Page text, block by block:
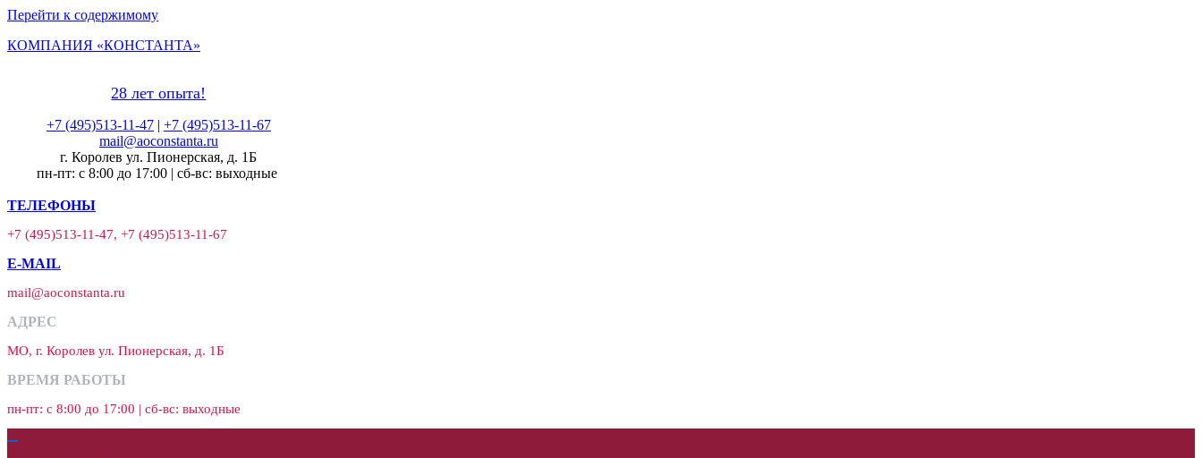
Перейти к содержимому
КОМПАНИЯ «КОНСТАНТА»
28 лет опыта!
+7 (495)513-11-47| +7 (495)513-11-67
mail@aoconstanta.ru
г. Королев ул. Пионерская, д. 1Б
пн-пт: с 8:00 до 17:00 | сб-вс: выходные
ТЕЛЕФОНЫ
+7 (495)513-11-47, +7 (495)513-11-67
E-MAIL
mail@aoconstanta.ru
АДРЕС
МО, г. Королев ул. Пионерская, д. 1Б
ВРЕМЯ РАБОТЫ
пн-пт: с 8:00 до 17:00 | сб-вс: выходные